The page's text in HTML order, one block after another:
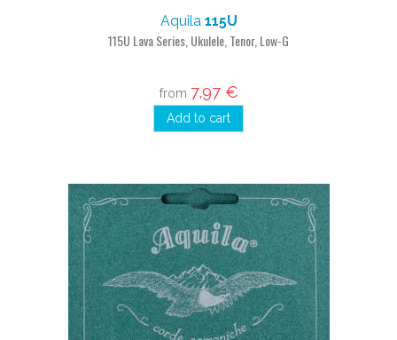
Aquila 115U
115U Lava Series, Ukulele, Tenor, Low-G
from 7,97 €
Add to cart